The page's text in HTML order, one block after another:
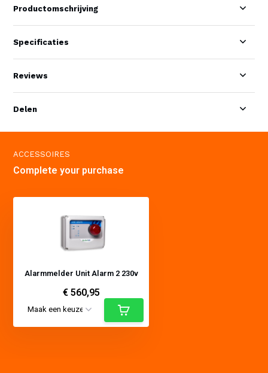
Productomschrijving
Specificaties
Reviews
Delen
ACCESSOIRES
Complete your purchase
Alarmmelder Unit Alarm 2 230v
€ 560,95